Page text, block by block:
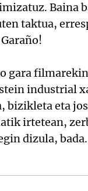
Baina
taktua,
industrial
bizikleta eta
irtetean,
dizula,